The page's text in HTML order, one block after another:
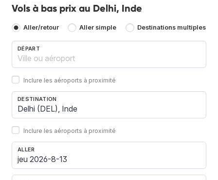
Vols à bas prix au Delhi, Inde
Aller/retour Aller simple Destinations multiples
DÉPART
Inclure les aéroports à proximité
DESTINATION
Inclure les aéroports à proximité
ALLER